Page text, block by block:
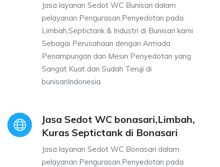
Jasa layanan Sedot WC Bunisari dalam
pelayanan Pengurasan,Penyedotan pada
Limbah,Septictank & Industri di Bunisari kami
Sebagai Perusahaan dengan Armada
Penampungan dan Mesin Penyedotan yang
Sangat Kuat dan Sudah Teruji di
bunisariIndonesia.
Jasa Sedot WC bonasari,Limbah,
Kuras Septictank di Bonasari
Jasa layanan Sedot WC Bonasari dalam
pelayanan Pengurasan,Penyedotan pada